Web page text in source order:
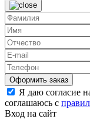
Я даю согласие
соглашаюсь с
Вход на сайт